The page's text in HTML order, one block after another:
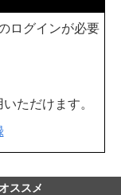
ログインが必要
ただけます。
ススメ